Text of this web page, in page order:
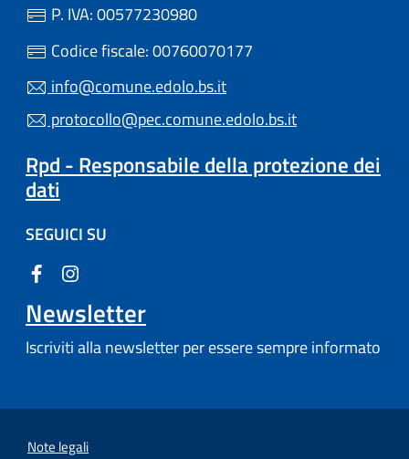
P. IVA: 00577230980
Codice fiscale: 00760070177
info@comune.edolo.bs.it
protocollo@pec.comune.edolo.bs.it
Rpd - Responsabile della protezione dei
dati
SEGUICI SU
Newsletter
Iscriviti alla newsletter per essere sempre informato
Note legali